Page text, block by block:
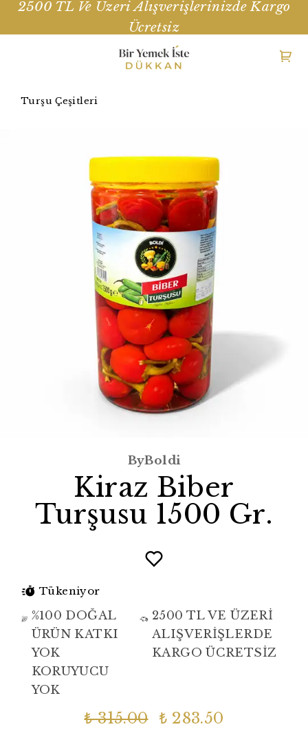
2500 TL Ve Üzeri Alışverişlerinizde Kargo
Ücretsiz
Turşu Çeşitleri
ByBoldi
Kiraz Biber
Turşusu 1500 Gr.
Tükeniyor
%100 DOĞAL
ÜRÜN KATKI
YOK
KORUYUCU
YOK
2500 TL VE ÜZERİ
ALIŞVERİŞLERDE
KARGO ÜCRETSİZ
₺ 315.00 ₺ 283.50